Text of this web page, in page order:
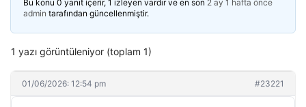
Bu konu 0 yanıt içerir, 1 izleyen vardır ve en son 2 ay 1 hafta önce
admin tarafından güncellenmiştir.
1 yazı görüntüleniyor (toplam 1)
01/06/2026: 12:54 pm #23221